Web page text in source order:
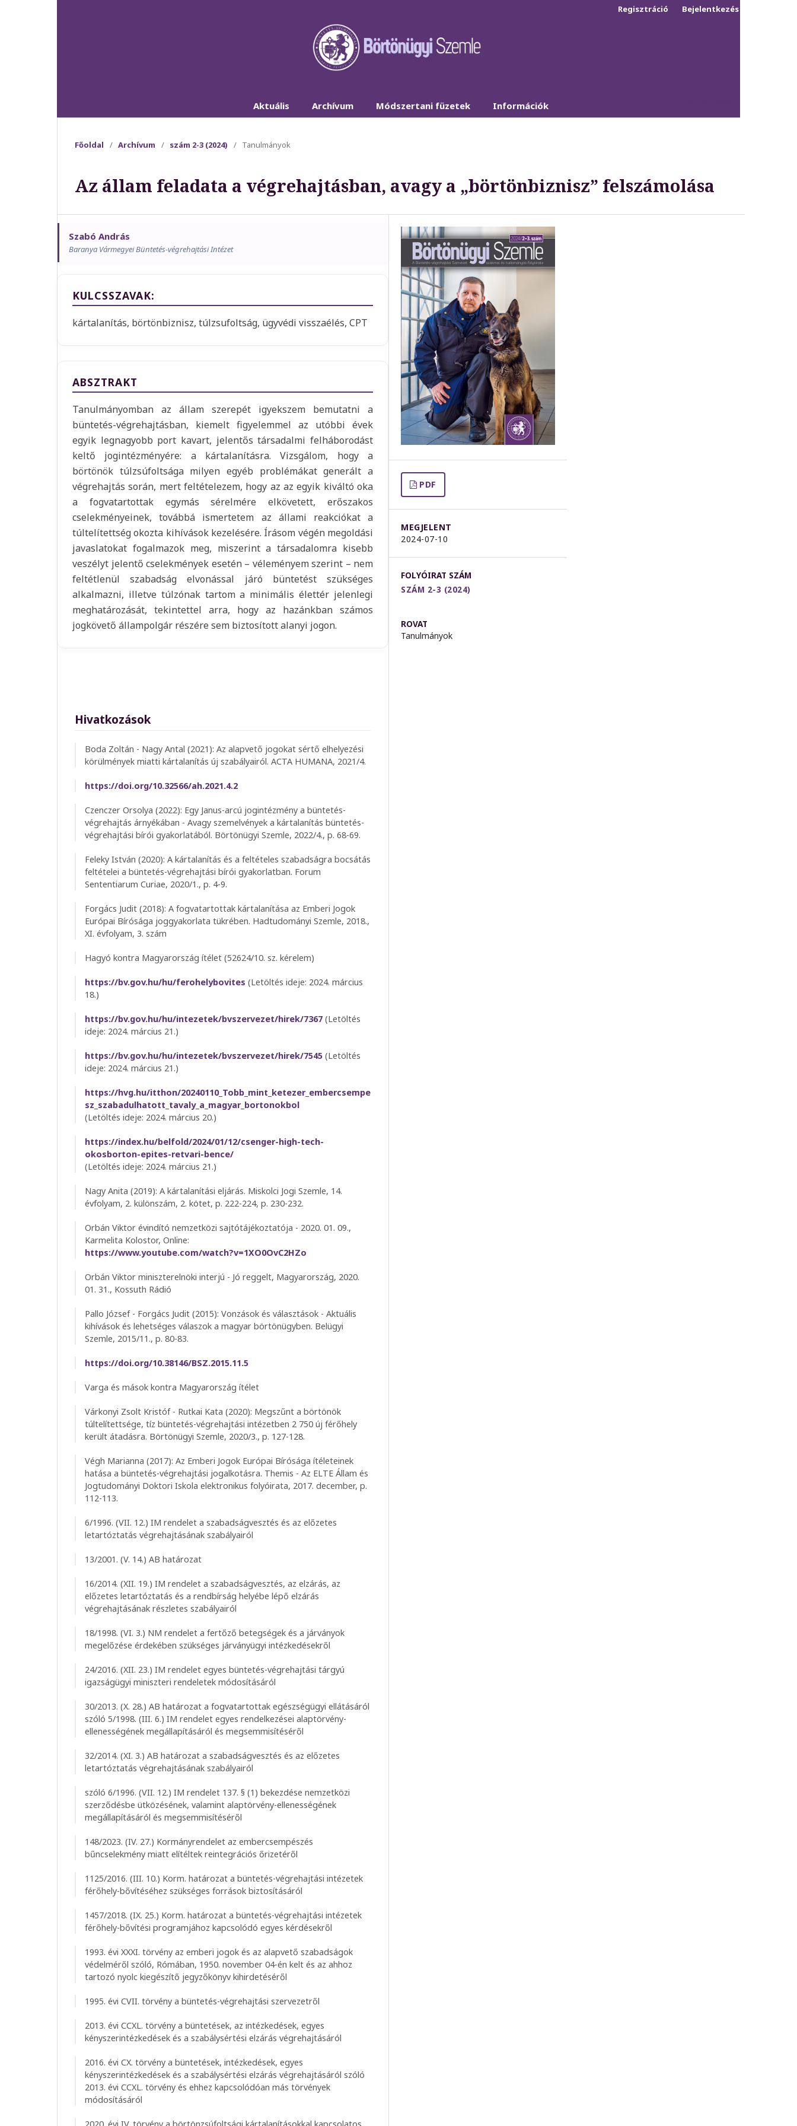
Aktuális Archívum Módszertani füzetek Információk
Regisztráció Bejelentkezés
Főoldal / Archívum / szám 2-3 (2024) / Tanulmányok
Az állam feladata a végrehajtásban, avagy a „börtönbiznisz” felszámolása
Szabó András
Baranya Vármegyei Büntetés-végrehajtási Intézet
KULCSSZAVAK:
kártalanítás, börtönbiznisz, túlzsufoltság, ügyvédi visszaélés, CPT
ABSZTRAKT
Tanulmányomban az állam szerepét igyekszem bemutatni a
büntetés-végrehajtásban, kiemelt figyelemmel az utóbbi évek
egyik legnagyobb port kavart, jelentős társadalmi felháborodást
keltő jogintézményére: a kártalanításra. Vizsgálom, hogy a
börtönök túlzsúfoltsága milyen egyéb problémákat generált a
végrehajtás során, mert feltételezem, hogy az az egyik kiváltó oka
a fogvatartottak egymás sérelmére elkövetett, erőszakos
cselekményeinek, továbbá ismertetem az állami reakciókat a
túltelítettség okozta kihívások kezelésére. Írásom végén megoldási
javaslatokat fogalmazok meg, miszerint a társadalomra kisebb
veszélyt jelentő cselekmények esetén – véleményem szerint – nem
feltétlenül szabadság elvonással járó büntetést szükséges
alkalmazni, illetve túlzónak tartom a minimális élettér jelenlegi
meghatározását, tekintettel arra, hogy az hazánkban számos
jogkövető állampolgár részére sem biztosított alanyi jogon.
Hivatkozások
Boda Zoltán - Nagy Antal (2021): Az alapvető jogokat sértő elhelyezési
körülmények miatti kártalanítás új szabályairól. ACTA HUMANA, 2021/4.
https://doi.org/10.32566/ah.2021.4.2
Czenczer Orsolya (2022): Egy Janus-arcú jogintézmény a büntetés-
végrehajtás árnyékában - Avagy szemelvények a kártalanítás büntetés-
végrehajtási bírói gyakorlatából. Börtönügyi Szemle, 2022/4., p. 68-69.
Feleky István (2020): A kártalanítás és a feltételes szabadságra bocsátás
feltételei a büntetés-végrehajtási bírói gyakorlatban. Forum
Sententiarum Curiae, 2020/1., p. 4-9.
Forgács Judit (2018): A fogvatartottak kártalanítása az Emberi Jogok
Európai Bírósága joggyakorlata tükrében. Hadtudományi Szemle, 2018.,
XI. évfolyam, 3. szám
Hagyó kontra Magyarország ítélet (52624/10. sz. kérelem)
https://bv.gov.hu/hu/ferohelybovites (Letöltés ideje: 2024. március
18.)
https://bv.gov.hu/hu/intezetek/bvszervezet/hirek/7367 (Letöltés
ideje: 2024. március 21.)
https://bv.gov.hu/hu/intezetek/bvszervezet/hirek/7545 (Letöltés
ideje: 2024. március 21.)
https://hvg.hu/itthon/20240110_Tobb_mint_ketezer_embercsempe
sz_szabadulhatott_tavaly_a_magyar_bortonokbol
(Letöltés ideje: 2024. március 20.)
https://index.hu/belfold/2024/01/12/csenger-high-tech-
okosborton-epites-retvari-bence/
(Letöltés ideje: 2024. március 21.)
Nagy Anita (2019): A kártalanítási eljárás. Miskolci Jogi Szemle, 14.
évfolyam, 2. különszám, 2. kötet, p. 222-224, p. 230-232.
Orbán Viktor évindító nemzetközi sajtótájékoztatója - 2020. 01. 09.,
Karmelita Kolostor, Online:
https://www.youtube.com/watch?v=1XO0OvC2HZo
Orbán Viktor miniszterelnöki interjú - Jó reggelt, Magyarország, 2020.
01. 31., Kossuth Rádió
Pallo József - Forgács Judit (2015): Vonzások és választások - Aktuális
kihívások és lehetséges válaszok a magyar börtönügyben. Belügyi
Szemle, 2015/11., p. 80-83.
https://doi.org/10.38146/BSZ.2015.11.5
Varga és mások kontra Magyarország ítélet
Várkonyi Zsolt Kristóf - Rutkai Kata (2020): Megszűnt a börtönök
túltelítettsége, tíz büntetés-végrehajtási intézetben 2 750 új férőhely
került átadásra. Börtönügyi Szemle, 2020/3., p. 127-128.
Végh Marianna (2017): Az Emberi Jogok Európai Bírósága ítéleteinek
hatása a büntetés-végrehajtási jogalkotásra. Themis - Az ELTE Állam és
Jogtudományi Doktori Iskola elektronikus folyóirata, 2017. december, p.
112-113.
6/1996. (VII. 12.) IM rendelet a szabadságvesztés és az előzetes
letartóztatás végrehajtásának szabályairól
13/2001. (V. 14.) AB határozat
16/2014. (XII. 19.) IM rendelet a szabadságvesztés, az elzárás, az
előzetes letartóztatás és a rendbírság helyébe lépő elzárás
végrehajtásának részletes szabályairól
18/1998. (VI. 3.) NM rendelet a fertőző betegségek és a járványok
megelőzése érdekében szükséges járványügyi intézkedésekről
24/2016. (XII. 23.) IM rendelet egyes büntetés-végrehajtási tárgyú
igazságügyi miniszteri rendeletek módosításáról
30/2013. (X. 28.) AB határozat a fogvatartottak egészségügyi ellátásáról
szóló 5/1998. (III. 6.) IM rendelet egyes rendelkezései alaptörvény-
ellenességének megállapításáról és megsemmisítéséről
32/2014. (XI. 3.) AB határozat a szabadságvesztés és az előzetes
letartóztatás végrehajtásának szabályairól
szóló 6/1996. (VII. 12.) IM rendelet 137. § (1) bekezdése nemzetközi
szerződésbe ütközésének, valamint alaptörvény-ellenességének
megállapításáról és megsemmisítéséről
148/2023. (IV. 27.) Kormányrendelet az embercsempészés
bűncselekmény miatt elítéltek reintegrációs őrizetéről
1125/2016. (III. 10.) Korm. határozat a büntetés-végrehajtási intézetek
férőhely-bővítéséhez szükséges források biztosításáról
1457/2018. (IX. 25.) Korm. határozat a büntetés-végrehajtási intézetek
férőhely-bővítési programjához kapcsolódó egyes kérdésekről
1993. évi XXXI. törvény az emberi jogok és az alapvető szabadságok
védelméről szóló, Rómában, 1950. november 04-én kelt és az ahhoz
tartozó nyolc kiegészítő jegyzőkönyv kihirdetéséről
1995. évi CVII. törvény a büntetés-végrehajtási szervezetről
2013. évi CCXL. törvény a büntetések, az intézkedések, egyes
kényszerintézkedések és a szabálysértési elzárás végrehajtásáról
2016. évi CX. törvény a büntetések, intézkedések, egyes
kényszerintézkedések és a szabálysértési elzárás végrehajtásáról szóló
2013. évi CCXL. törvény és ehhez kapcsolódóan más törvények
módosításáról
PDF
MEGJELENT
2024-07-10
FOLYÓIRAT SZÁM
SZÁM 2-3 (2024)
ROVAT
Tanulmányok